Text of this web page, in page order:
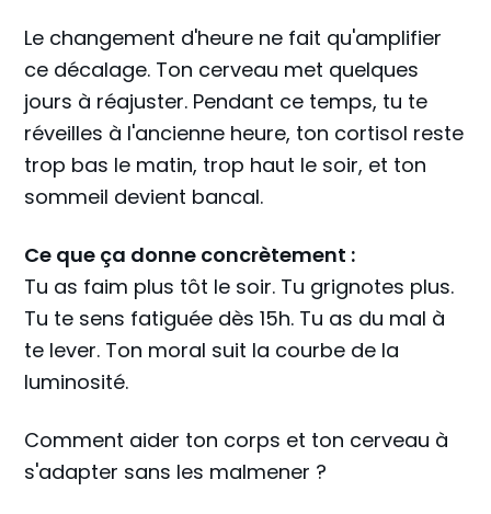
Le changement d'heure ne fait qu'amplifier
ce décalage. Ton cerveau met quelques
jours à réajuster. Pendant ce temps, tu te
réveilles à l'ancienne heure, ton cortisol reste
trop bas le matin, trop haut le soir, et ton
sommeil devient bancal.
Ce que ça donne concrètement :
Tu as faim plus tôt le soir. Tu grignotes plus.
Tu te sens fatiguée dès 15h. Tu as du mal à
te lever. Ton moral suit la courbe de la
luminosité.
Comment aider ton corps et ton cerveau à
s'adapter sans les malmener ?